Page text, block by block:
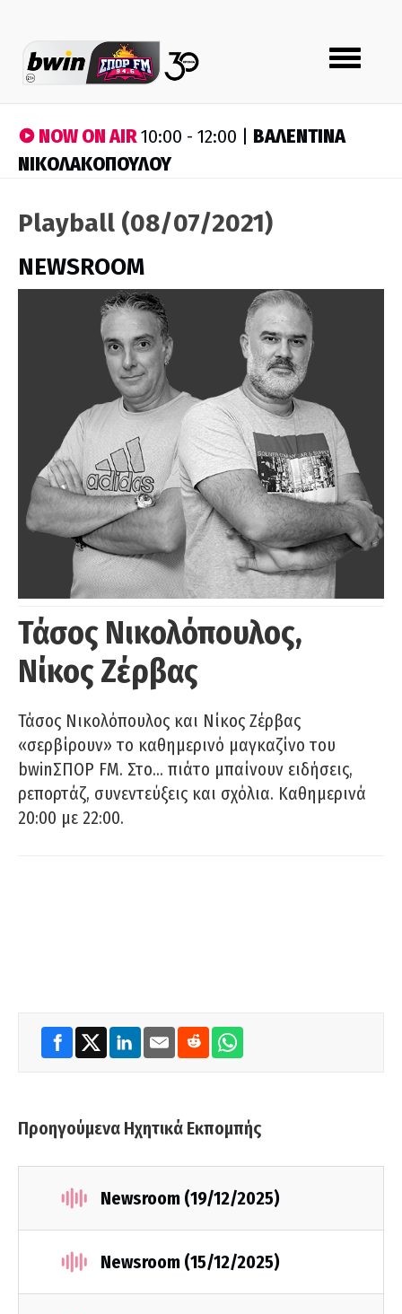
Toggle
navigation
NOW ON AIR10:00 - 12:00 | ΒΑΛΕΝΤΙΝΑ
ΝΙΚΟΛΑΚΟΠΟΥΛΟΥ
Playball (08/07/2021)
NEWSROOM
Τάσος Νικολόπουλος,
Νίκος Ζέρβας
Τάσος Νικολόπουλος και Νίκος Ζέρβας
«σερβίρουν» το καθημερινό μαγκαζίνο του
bwinΣΠΟΡ FM. Στο… πιάτο μπαίνουν ειδήσεις,
ρεπορτάζ, συνεντεύξεις και σχόλια. Καθημερινά
20:00 με 22:00.
Προηγούμενα Ηχητικά Εκπομπής
Newsroom (19/12/2025)
Newsroom (15/12/2025)